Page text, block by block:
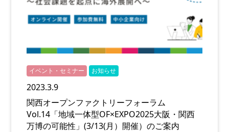
イベント・セミナー お知らせ
2023.3.9
関西オープンファクトリーフォーラム
Vol.14「地域一体型OF×EXPO2025大阪・関西
万博の可能性」(3/13(月）開催）のご案内